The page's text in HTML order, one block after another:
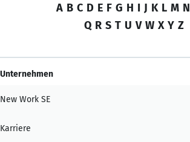
A B C D E F G H I J K L M N
Q R S T U V W X Y Z
Unternehmen
New Work SE
Karriere